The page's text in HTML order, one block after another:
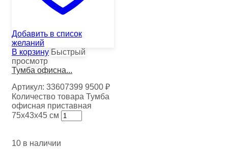
Добавить в список
желаний
В корзину Быстрый
просмотр
Тумба офисна...
Артикул: 33607399 9500 ₽
Количество товара Тумба
офисная приставная
75х43х45 см
10 в наличии